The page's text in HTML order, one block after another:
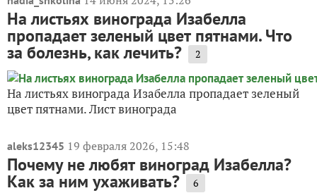
На листьях винограда Изабелла
пропадает зеленый цвет пятнами. Что
за болезнь, как лечить? 2
На листьях винограда Изабелла пропадает зеленый
цвет пятнами. Лист винограда
aleks12345 19 февраля 2026, 15:48
Почему не любят виноград Изабелла?
Как за ним ухаживать? 6